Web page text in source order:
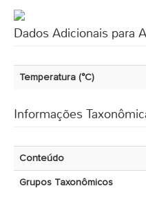
Dados Adicionais para
Temperatura (°C)
Informações
Conteúdo
Grupos Taxonômicos